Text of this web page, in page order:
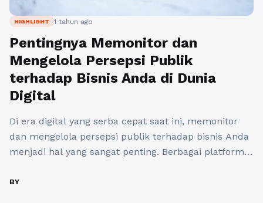
HIGHLIGHT 1 tahun ago
Pentingnya Memonitor dan
Mengelola Persepsi Publik
terhadap Bisnis Anda di Dunia
Digital
Di era digital yang serba cepat saat ini, memonitor
dan mengelola persepsi publik terhadap bisnis Anda
menjadi hal yang sangat penting. Berbagai platform
dengan mudah memengaruhi pandangan konsumen
BY